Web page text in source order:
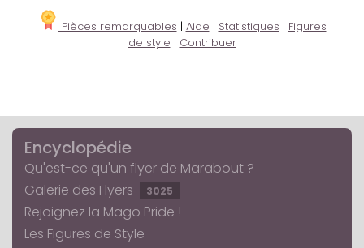
Pièces remarquables | Aide | Statistiques | Figures
de style | Contribuer
Encyclopédie
Qu'est-ce qu'un flyer de Marabout ?
Galerie des Flyers
3025
Rejoignez la Mago Pride !
Les Figures de Style